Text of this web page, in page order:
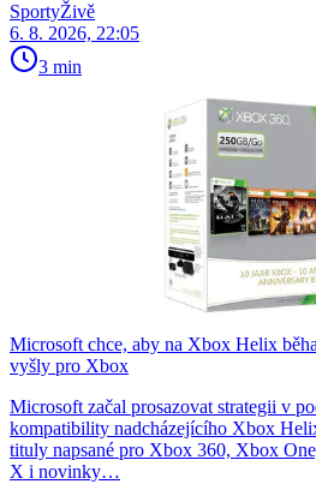
SportyŽivě
6. 8. 2026, 22:05
3 min
Microsoft chce, aby na Xbox Helix
vyšly pro Xbox
Microsoft začal prosazovat strategii v
kompatibility nadcházejícího Xbox
tituly napsané pro Xbox 360, Xbox
X i novinky…